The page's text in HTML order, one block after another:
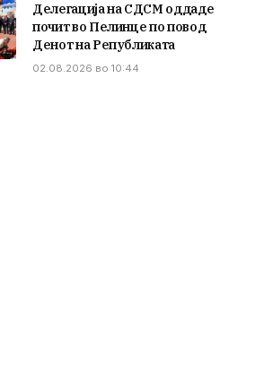
Делегација на СДСМ оддаде
почит во Пелинце по повод
Денот на Републиката
02.08.2026 во 10:44